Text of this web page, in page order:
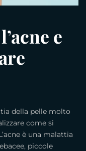
e
della pelle molto
come si
è una malattia
piccole